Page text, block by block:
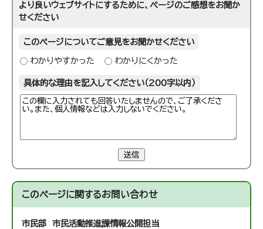
より良いウェブサイトにするために、ページのご感想をお聞か
せください
このページについてご意見をお聞かせください
わかりやすかった わかりにくかった
具体的な理由を記入してください（200字以内）
送信
このページに関するお問い合わせ
市民部 市民活動推進課情報公開担当